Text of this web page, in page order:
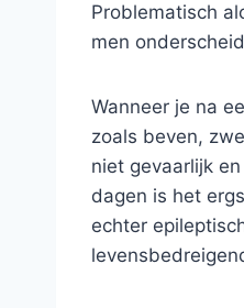
Problematisch
men
Wanneer je na
zoals beven,
niet gevaarlijk
dagen is het
echter